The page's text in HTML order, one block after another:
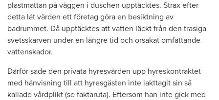
plastmattan på väggen i duschen upptäcktes. Strax efter
detta lät värden ett företag göra en besiktning av
badrummet. Då upptäcktes att vatten läckt från den trasiga
svetsskarven under en längre tid och orsakat omfattande
vattenskador.
Därför sade den privata hyresvärden upp hyreskontraktet
med hänvisning till att hyresgästen inte iakttagit sin så
kallade vårdplikt (se faktaruta). Eftersom han inte gick med